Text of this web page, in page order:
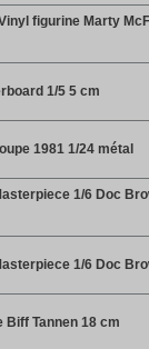
figurine Marty
1/5 5 cm
1981 1/24 métal
1/6 Doc
1/6 Doc
Tannen 18 cm